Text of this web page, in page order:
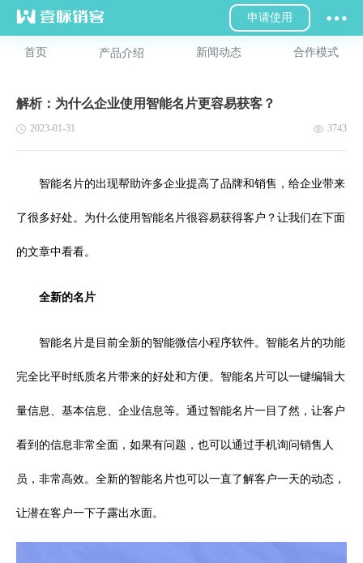
申请使用
首页 产品介绍 新闻动态 合作模式
解析：为什么企业使用智能名片更容易获客？
2023-01-31 3743
智能名片的出现帮助许多企业提高了品牌和销售，给企业带来
了很多好处。为什么使用智能名片很容易获得客户？让我们在下面
的文章中看看。
全新的名片
智能名片是目前全新的智能微信小程序软件。智能名片的功能
完全比平时纸质名片带来的好处和方便。智能名片可以一键编辑大
量信息、基本信息、企业信息等。通过智能名片一目了然，让客户
看到的信息非常全面，如果有问题，也可以通过手机询问销售人
员，非常高效。全新的智能名片也可以一直了解客户一天的动态，
让潜在客户一下子露出水面。